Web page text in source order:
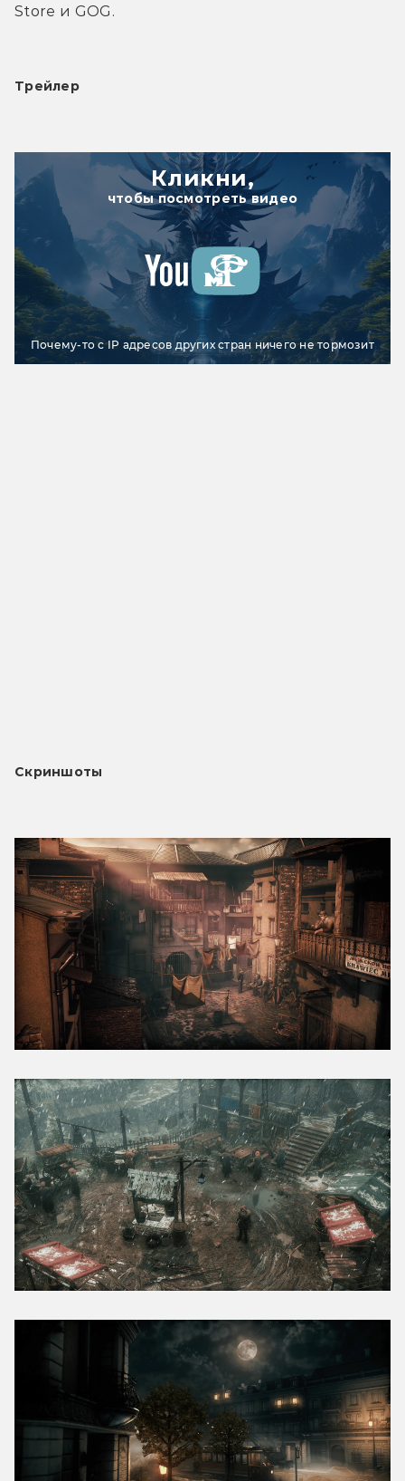
Store и GOG.
Трейлер
Кликни,
чтобы посмотреть видео
Почему-то с IP адресов других стран ничего не тормозит
Скриншоты